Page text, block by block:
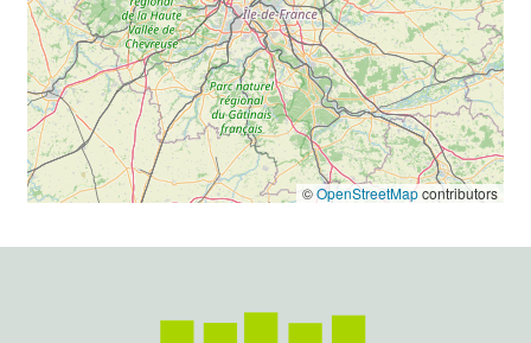
©OpenStreetMapcontributors